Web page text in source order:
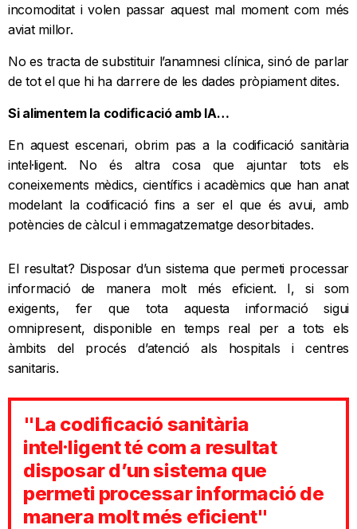
incomoditat i volen passar aquest mal moment com més
aviat millor.
No es tracta de substituir l’anamnesi clínica, sinó de parlar
de tot el que hi ha darrere de les dades pròpiament dites.
Si alimentem la codificació amb IA…
En aquest escenari, obrim pas a la codificació sanitària
intel·ligent. No és altra cosa que ajuntar tots els
coneixements mèdics, científics i acadèmics que han anat
modelant la codificació fins a ser el que és avui, amb
potències de càlcul i emmagatzematge desorbitades.
El resultat? Disposar d’un sistema que permeti processar
informació de manera molt més eficient. I, si som
exigents, fer que tota aquesta informació sigui
omnipresent, disponible en temps real per a tots els
àmbits del procés d’atenció als hospitals i centres
sanitaris.
"La codificació sanitària
intel·ligent té com a resultat
disposar d’un sistema que
permeti processar informació de
manera molt més eficient"